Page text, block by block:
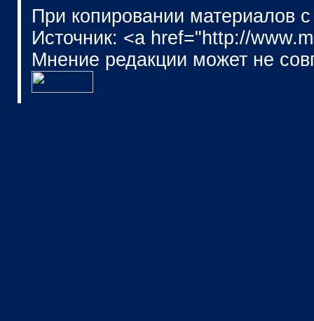
При копировании материалов
Источник: <a href="http://
Мнение редакции может не